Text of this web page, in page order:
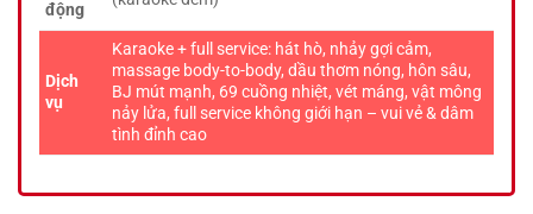
động
Dịch
vụ
Karaoke + full service: hát hò, nhảy gợi cảm,
massage body-to-body, dầu thơm nóng, hôn sâu,
BJ mút mạnh, 69 cuồng nhiệt, vét máng, vật mông
nảy lửa, full service không giới hạn – vui vẻ & dâm
tình đỉnh cao